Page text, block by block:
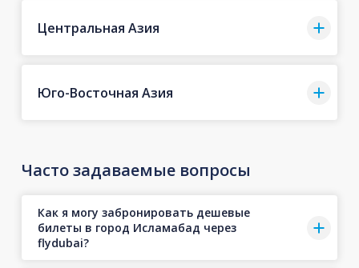
Центральная Азия
Юго-Восточная Азия
Часто задаваемые вопросы
Как я могу забронировать дешевые
билеты в город Исламабад через
flydubai?